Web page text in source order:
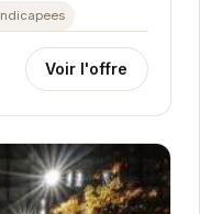
Voir l'offre